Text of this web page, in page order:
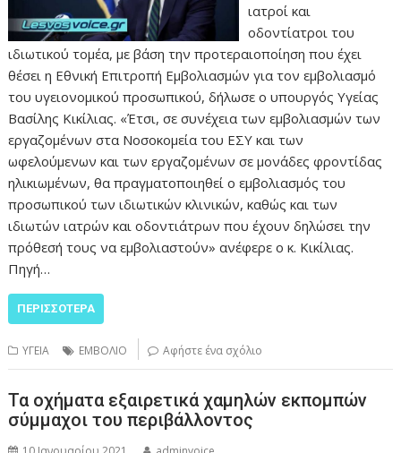
ιατροί και
οδοντίατροι του
ιδιωτικού τομέα, με βάση την προτεραιοποίηση που έχει
θέσει η Εθνική Επιτροπή Εμβολιασμών για τον εμβολιασμό
του υγειονομικού προσωπικού, δήλωσε ο υπουργός Υγείας
Βασίλης Κικίλιας. «Έτσι, σε συνέχεια των εμβολιασμών των
εργαζομένων στα Νοσοκομεία του ΕΣΥ και των
ωφελούμενων και των εργαζομένων σε μονάδες φροντίδας
ηλικιωμένων, θα πραγματοποιηθεί ο εμβολιασμός του
προσωπικού των ιδιωτικών κλινικών, καθώς και των
ιδιωτών ιατρών και οδοντιάτρων που έχουν δηλώσει την
πρόθεσή τους να εμβολιαστούν» ανέφερε ο κ. Κικίλιας.
Πηγή…
ΠΕΡΙΣΣΌΤΕΡΑ
ΥΓΕΙΑ ΕΜΒΟΛΙΟ Αφήστε ένα σχόλιο
Τα οχήματα εξαιρετικά χαμηλών εκπομπών
σύμμαχοι του περιβάλλοντος